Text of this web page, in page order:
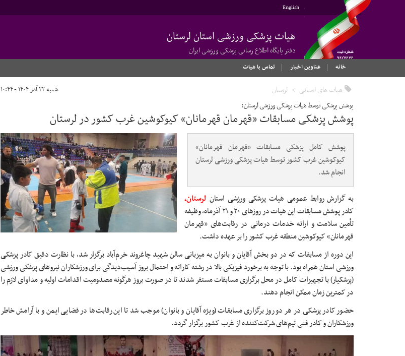
English
هیات پزشکی ورزشی استان لرستان
دفتر پایگاه اطلاع رسانی پزشکی ورزشی ایران
خانه
عناوین اخبار تماس با هیات
هیات های استانی لرستان شنبه ۲۲ آذر ۱۴۰۴ - ۱۰:۴۴
پوشش پزشکی توسط هیات پزشکی ورزشی لرستان؛
پوشش پزشکی مسابقات «قهرمان قهرمانان» کیوکوشین غرب کشور در لرستان
پوشش کامل پزشکی مسابقات «قهرمان قهرمانان»
کیوکوشین غرب کشور توسط هیات پزشکی ورزشی لرستان
انجام شد.
به گزارش روابط عمومی هیات پزشکی ورزشی استان لرستان،
کادر پوشش مسابقات این هیات در روزهای ۲۰ و ۲۱ آذرماه، وظیفه
تأمین سلامت و ارائه خدمات درمانی در رقابت‌های «قهرمان
قهرمانان» کیوکوشین منطقه غرب کشور را بر عهده داشت.
این دوره از مسابقات که در دو بخش آقایان و بانوان به میزبانی سالن شهید چاغروند خرم‌آباد برگزار شد، با نظارت دقیق کادر پزشکی
ورزشی استان همراه بود. با توجه به برخورد فیزیکی بالا در رشته کاراته و احتمال بروز آسیب‌دیدگی برای ورزشکاران نیروهای پزشکی ورزشی
(پزشکیار) با تجهیزات کامل در محل برگزاری مسابقات مستقر شدند تا در صورت بروز هرگونه مصدومیت اقدامات اولیه و مداوای لازم را
در کمترین زمان ممکن انجام دهند.
حضور کادر پزشکی در هر دو روز برگزاری مسابقات (ویژه آقایان و بانوان) موجب شد تا این رقابت‌ها در فضایی ایمن و با آرامش خاطر
ورزشکاران و کادر فنی تیم‌های شرکت‌کننده از غرب کشور برگزار گردد.